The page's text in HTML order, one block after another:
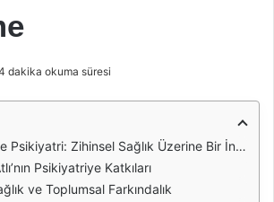
dakika okuma süresi
Zihinsel Sağlık Üzerine Bir İnceleme
Psikiyatriye Katkıları
ve Toplumsal Farkındalık